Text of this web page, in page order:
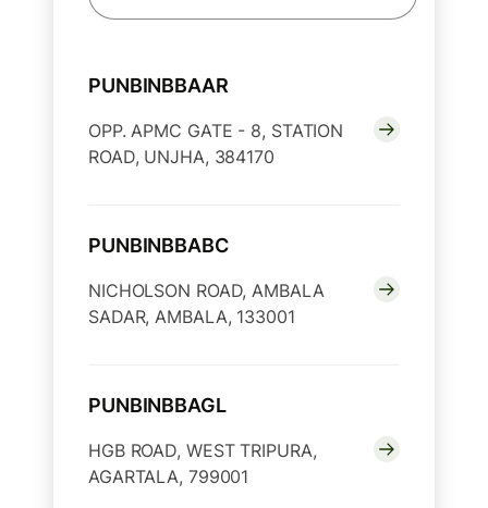
PUNBINBBAAR
OPP. APMC GATE - 8, STATION
ROAD, UNJHA, 384170
PUNBINBBABC
NICHOLSON ROAD, AMBALA
SADAR, AMBALA, 133001
PUNBINBBAGL
HGB ROAD, WEST TRIPURA,
AGARTALA, 799001